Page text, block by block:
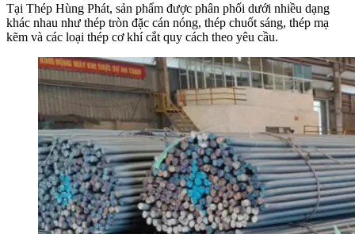
Tại Thép Hùng Phát, sản phẩm được phân phối dưới nhiều dạng
khác nhau như thép tròn đặc cán nóng, thép chuốt sáng, thép mạ
kẽm và các loại thép cơ khí cắt quy cách theo yêu cầu.